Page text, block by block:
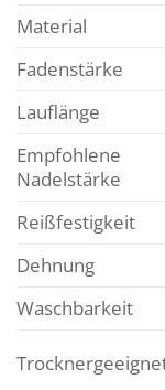
Material
Fadenstärke
Lauflänge
Empfohlene
Nadelstärke
Reißfestigkeit
Dehnung
Waschbarkeit